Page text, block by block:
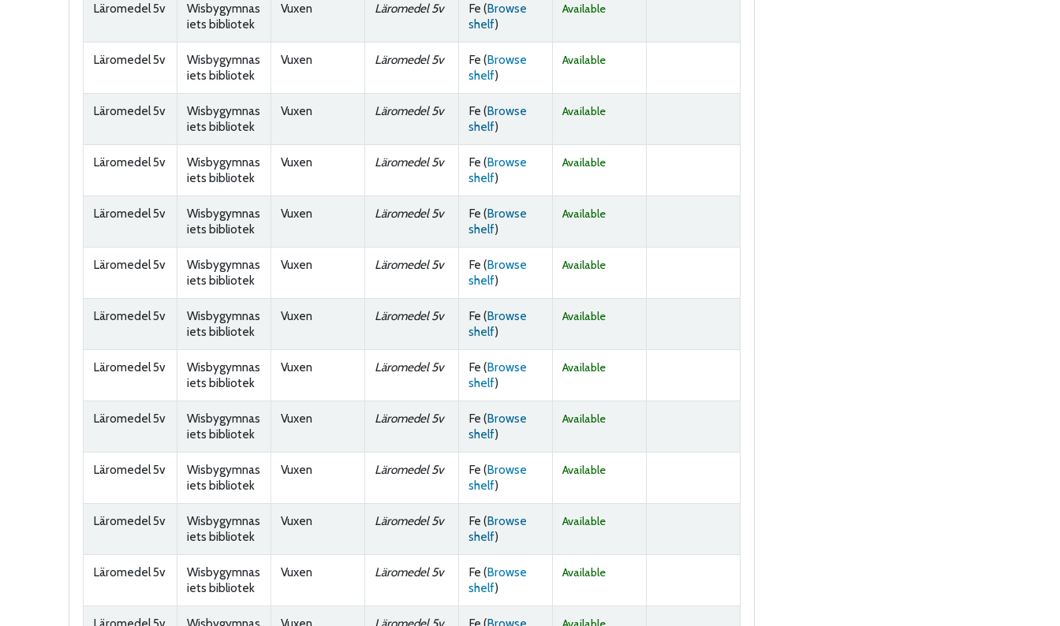
Läromedel 5v
Wisbygymnas
iets bibliotek
Vuxen Läromedel 5v Fe (Browse
shelf(Opens below)
)
Available
Läromedel 5v
Wisbygymnas
iets bibliotek
Vuxen Läromedel 5v Fe (Browse
shelf(Opens below)
)
Available
Läromedel 5v
Wisbygymnas
iets bibliotek
Vuxen Läromedel 5v Fe (Browse
shelf(Opens below)
)
Available
Läromedel 5v
Wisbygymnas
iets bibliotek
Vuxen Läromedel 5v Fe (Browse
shelf(Opens below)
)
Available
Läromedel 5v
Wisbygymnas
iets bibliotek
Vuxen Läromedel 5v Fe (Browse
shelf(Opens below)
)
Available
Läromedel 5v
Wisbygymnas
iets bibliotek
Vuxen Läromedel 5v Fe (Browse
shelf(Opens below)
)
Available
Läromedel 5v
Wisbygymnas
iets bibliotek
Vuxen Läromedel 5v Fe (Browse
shelf(Opens below)
)
Available
Läromedel 5v
Wisbygymnas
iets bibliotek
Vuxen Läromedel 5v Fe (Browse
shelf(Opens below)
)
Available
Läromedel 5v
Wisbygymnas
iets bibliotek
Vuxen Läromedel 5v Fe (Browse
shelf(Opens below)
)
Available
Läromedel 5v
Wisbygymnas
iets bibliotek
Vuxen Läromedel 5v Fe (Browse
shelf(Opens below)
)
Available
Läromedel 5v
Wisbygymnas
iets bibliotek
Vuxen Läromedel 5v Fe (Browse
shelf(Opens below)
)
Available
Läromedel 5v
Wisbygymnas
iets bibliotek
Vuxen Läromedel 5v Fe (Browse
shelf(Opens below)
)
Available